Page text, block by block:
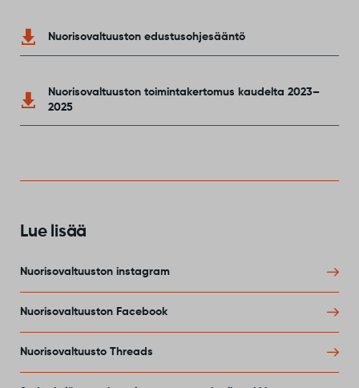
Nuorisovaltuuston edustusohjesääntö
Nuorisovaltuuston toimintakertomus kaudelta 2023–
2025
Lue lisää
Nuorisovaltuuston instagram
Nuorisovaltuuston Facebook
Nuorisovaltuusto Threads